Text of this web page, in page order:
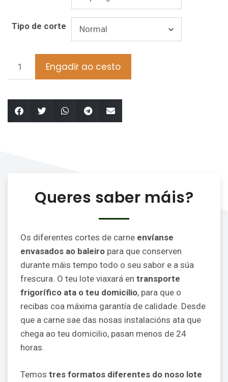
Tipo de corte
Engadir ao cesto
Queres saber máis?
Os diferentes cortes de carne envíanse
envasados ao baleiro para que conserven
durante máis tempo todo o seu sabor e a súa
frescura. O teu lote viaxará en transporte
frigorífico ata o teu domicilio, para que o
recibas coa máxima garantía de calidade. Desde
que a carne sae das nosas instalacións ata que
chega ao teu domicilio, pasan menos de 24
horas.
Temos tres formatos diferentes do noso lote